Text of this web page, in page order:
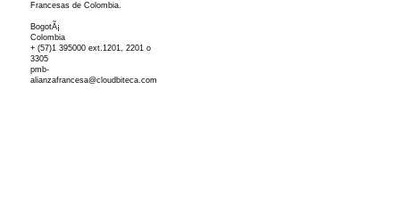
Francesas de Colombia.
BogotÃ¡
Colombia
+ (57)1 395000 ext.1201, 2201 o
3305
pmb-
alianzafrancesa@cloudbiteca.com